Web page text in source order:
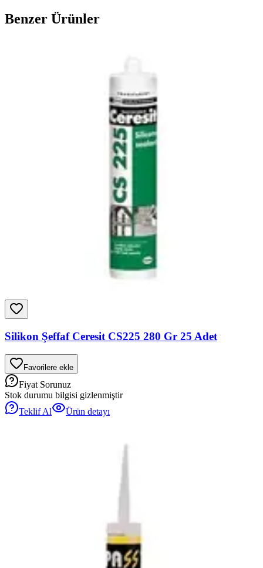
Benzer Ürünler
Silikon Şeffaf Ceresit CS225 280 Gr 25 Adet
Favorilere ekle
Fiyat Sorunuz
Stok durumu bilgisi gizlenmiştir
Teklif Al
Ürün detayı